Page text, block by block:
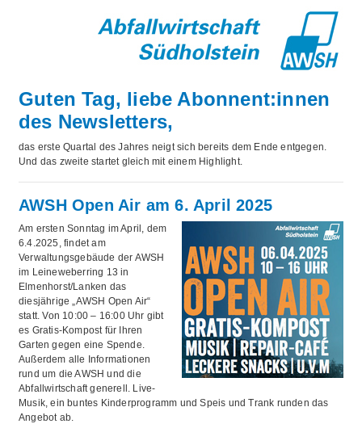
Guten Tag, liebe Abonnent:innen
des Newsletters,
das erste Quartal des Jahres neigt sich bereits dem Ende entgegen.
Und das zweite startet gleich mit einem Highlight.
AWSH Open Air am 6. April 2025
Am ersten Sonntag im April, dem
6.4.2025, findet am
Verwaltungsgebäude der AWSH
im Leineweberring 13 in
Elmenhorst/Lanken das
diesjährige „AWSH Open Air“
statt. Von 10:00 – 16:00 Uhr gibt
es Gratis-Kompost für Ihren
Garten gegen eine Spende.
Außerdem alle Informationen
rund um die AWSH und die
Abfallwirtschaft generell. Live-
Musik, ein buntes Kinderprogramm und Speis und Trank runden das
Angebot ab.